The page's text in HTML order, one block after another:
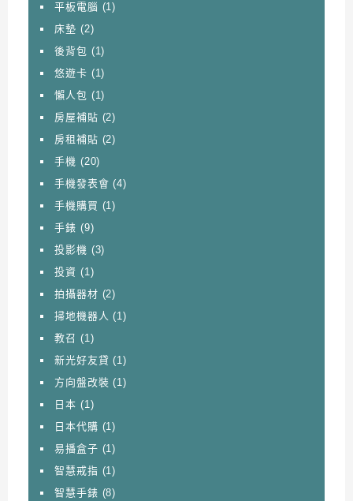
平板電腦 (1)
床墊 (2)
後背包 (1)
悠遊卡 (1)
懶人包 (1)
房屋補貼 (2)
房租補貼 (2)
手機 (20)
手機發表會 (4)
手機購買 (1)
手錶 (9)
投影機 (3)
投資 (1)
拍攝器材 (2)
掃地機器人 (1)
教召 (1)
新光好友貸 (1)
方向盤改裝 (1)
日本 (1)
日本代購 (1)
易播盒子 (1)
智慧戒指 (1)
智慧手錶 (8)